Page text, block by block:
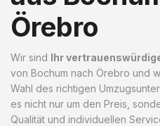
Örebro
Wir sind Ihr
von Bochum nach Örebro und
Wahl des richtigen
es nicht nur um den Preis,
Qualität und individuellen